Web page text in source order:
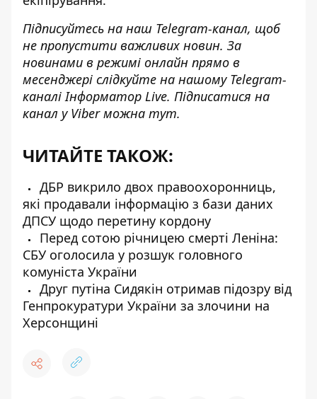
Підписуйтесь на наш Telegram-канал, щоб
не пропустити важливих новин. За
новинами в режимі онлайн прямо в
месенджері слідкуйте на нашому Telegram-
каналіІнформатор Live. Підписатися на
канал у Viber можна тут.
ЧИТАЙТЕ ТАКОЖ:
ДБР викрило двох правоохоронниць,
які продавали інформацію з бази даних
ДПСУ щодо перетину кордону
Перед сотою річницею смерті Леніна:
СБУ оголосила у розшук головного
комуніста України
Друг путіна Сидякін отримав підозру від
Генпрокуратури України за злочини на
Херсонщині